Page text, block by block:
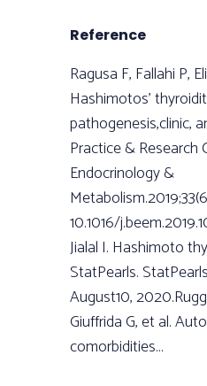
Reference
Ragusa F, Fallahi P,
Hashimotos’
pathogenesis,clinic,
Practice & Research
Endocrinology &
10.1016/
Jialal I. Hashimoto
StatPearls.
August10,
Giuffrida G, et al.
comorbidities...